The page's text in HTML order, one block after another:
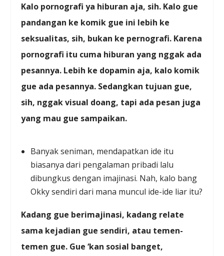
Kalo pornografi ya hiburan aja, sih. Kalo gue
pandangan ke komik gue ini lebih ke
seksualitas, sih, bukan ke pernografi. Karena
pornografi itu cuma hiburan yang nggak ada
pesannya. Lebih ke dopamin aja, kalo komik
gue ada pesannya. Sedangkan tujuan gue,
sih, nggak visual doang, tapi ada pesan juga
yang mau gue sampaikan.
Banyak seniman, mendapatkan ide itu
biasanya dari pengalaman pribadi lalu
dibungkus dengan imajinasi. Nah, kalo bang
Okky sendiri dari mana muncul ide-ide liar itu?
Kadang gue berimajinasi, kadang relate
sama kejadian gue sendiri, atau temen-
temen gue. Gue ‘kan sosial banget,